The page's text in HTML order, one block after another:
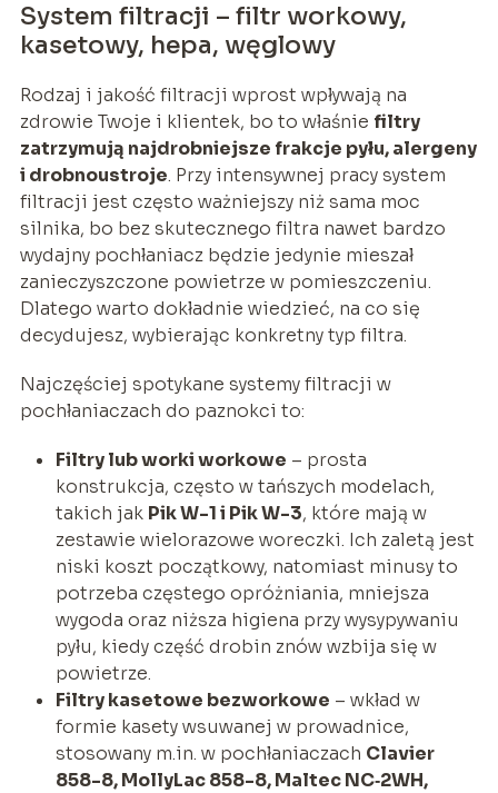
System filtracji – filtr workowy,
kasetowy, hepa, węglowy
Rodzaj i jakość filtracji wprost wpływają na
zdrowie Twoje i klientek, bo to właśnie filtry
zatrzymują najdrobniejsze frakcje pyłu, alergeny
i drobnoustroje. Przy intensywnej pracy system
filtracji jest często ważniejszy niż sama moc
silnika, bo bez skutecznego filtra nawet bardzo
wydajny pochłaniacz będzie jedynie mieszał
zanieczyszczone powietrze w pomieszczeniu.
Dlatego warto dokładnie wiedzieć, na co się
decydujesz, wybierając konkretny typ filtra.
Najczęściej spotykane systemy filtracji w
pochłaniaczach do paznokci to:
Filtry lub worki workowe – prosta
konstrukcja, często w tańszych modelach,
takich jak Pik W-1 i Pik W-3, które mają w
zestawie wielorazowe woreczki. Ich zaletą jest
niski koszt początkowy, natomiast minusy to
potrzeba częstego opróżniania, mniejsza
wygoda oraz niższa higiena przy wysypywaniu
pyłu, kiedy część drobin znów wzbija się w
powietrze.
Filtry kasetowe bezworkowe – wkład w
formie kasety wsuwanej w prowadnice,
stosowany m.in. w pochłaniaczach Clavier
858-8, MollyLac 858-8, Maltec NC‑2WH,